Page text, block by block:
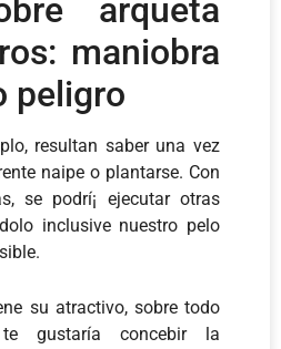
arqueta
maniobra
peligro
resultan saber una vez
naipe o plantarse. Con
se podrí¡ ejecutar otras
inclusive nuestro pelo
su atractivo, sobre todo
gustaría concebir la